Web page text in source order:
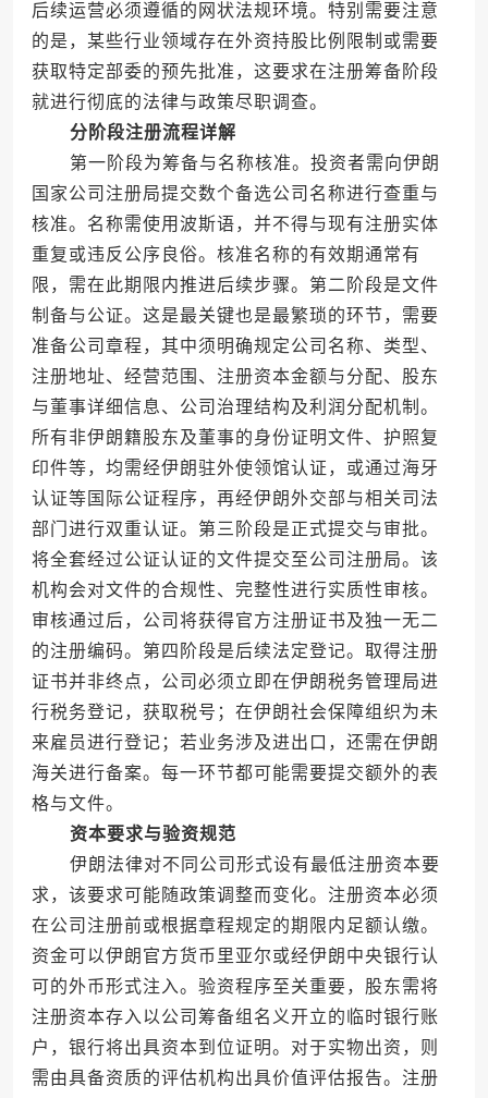
后续运营必须遵循的网状法规环境。特别需要注意
的是，某些行业领域存在外资持股比例限制或需要
获取特定部委的预先批准，这要求在注册筹备阶段
就进行彻底的法律与政策尽职调查。
分阶段注册流程详解
第一阶段为筹备与名称核准。投资者需向伊朗
国家公司注册局提交数个备选公司名称进行查重与
核准。名称需使用波斯语，并不得与现有注册实体
重复或违反公序良俗。核准名称的有效期通常有
限，需在此期限内推进后续步骤。第二阶段是文件
制备与公证。这是最关键也是最繁琐的环节，需要
准备公司章程，其中须明确规定公司名称、类型、
注册地址、经营范围、注册资本金额与分配、股东
与董事详细信息、公司治理结构及利润分配机制。
所有非伊朗籍股东及董事的身份证明文件、护照复
印件等，均需经伊朗驻外使领馆认证，或通过海牙
认证等国际公证程序，再经伊朗外交部与相关司法
部门进行双重认证。第三阶段是正式提交与审批。
将全套经过公证认证的文件提交至公司注册局。该
机构会对文件的合规性、完整性进行实质性审核。
审核通过后，公司将获得官方注册证书及独一无二
的注册编码。第四阶段是后续法定登记。取得注册
证书并非终点，公司必须立即在伊朗税务管理局进
行税务登记，获取税号；在伊朗社会保障组织为未
来雇员进行登记；若业务涉及进出口，还需在伊朗
海关进行备案。每一环节都可能需要提交额外的表
格与文件。
资本要求与验资规范
伊朗法律对不同公司形式设有最低注册资本要
求，该要求可能随政策调整而变化。注册资本必须
在公司注册前或根据章程规定的期限内足额认缴。
资金可以伊朗官方货币里亚尔或经伊朗中央银行认
可的外币形式注入。验资程序至关重要，股东需将
注册资本存入以公司筹备组名义开立的临时银行账
户，银行将出具资本到位证明。对于实物出资，则
需由具备资质的评估机构出具价值评估报告。注册